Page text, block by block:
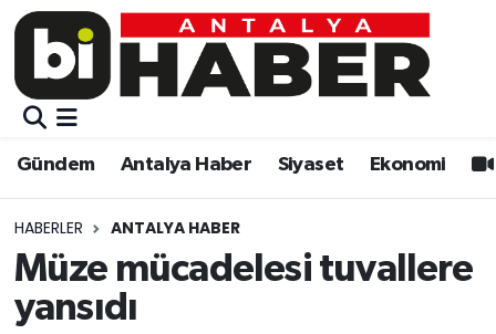
Gündem Antalya Haber Siyaset Ekonomi
HABERLER ANTALYA HABER
Müze mücadelesi tuvallere
yansıdı
Gündem
Siyaset
Ekonomi
Video
Gündem
Siyaset
Eğitim
Ekonomi
Muratpaşa Nöbetçi Eczaneler
Muratpaşa Trafik Yoğunluk Haritası
Süper Lig Puan Durumu ve Fikstür
Tüm Manşetler